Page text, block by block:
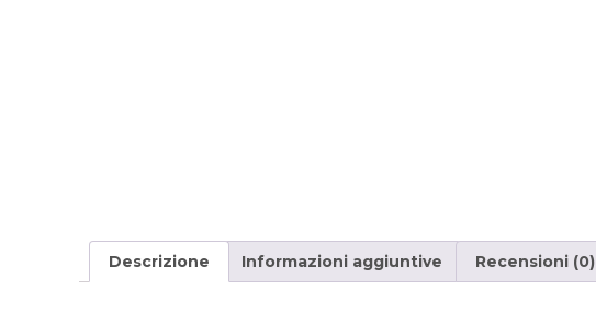
Descrizione Informazioni aggiuntive Recensioni (0)